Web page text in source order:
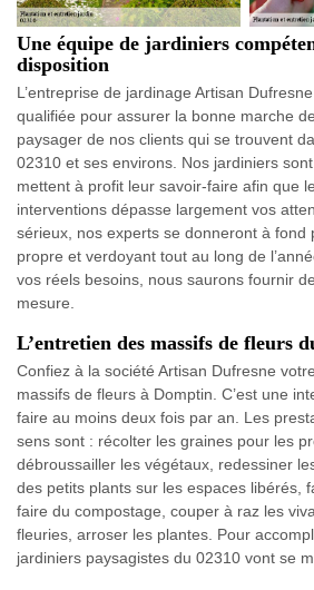
Une équipe de jardiniers
disposition
L’entreprise de jardinage Artisan
qualifiée pour assurer la bonne marche
paysager de nos clients qui se trouvent
02310 et ses environs. Nos jardiniers
mettent à profit leur savoir-faire afin que
interventions dépasse largement vos
sérieux, nos experts se donneront à fond
propre et verdoyant tout au long de
vos réels besoins, nous saurons fournir
mesure.
L’entretien des massifs de fleurs
Confiez à la société Artisan Dufresne
massifs de fleurs à Domptin. C’est une
faire au moins deux fois par an. Les
sens sont : récolter les graines pour les
débroussailler les végétaux, redessiner
des petits plants sur les espaces libérés,
faire du compostage, couper à raz les
fleuries, arroser les plantes. Pour
jardiniers paysagistes du 02310 vont se